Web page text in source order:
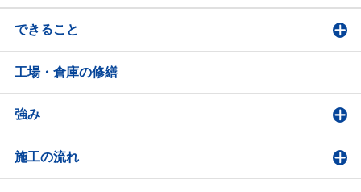
できること
工場・倉庫の修繕
強み
施工の流れ